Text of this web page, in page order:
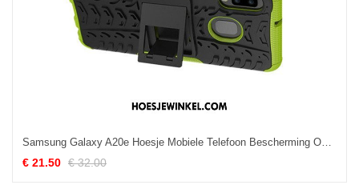
Samsung Galaxy A20e Hoesje Mobiele Telefoon Bescherming Ondersteuning, Samsung Galaxy A20e Hoesje Hoes All Inclusive
€ 21.50 € 32.00